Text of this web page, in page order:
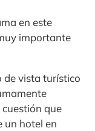
en este
importante
de vista turístico
cuestión que
un hotel en